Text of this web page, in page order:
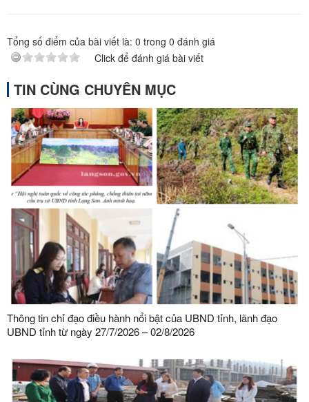
Tổng số điểm của bài viết là: 0 trong 0 đánh giá
Click để đánh giá bài viết
TIN CÙNG CHUYÊN MỤC
Thông tin chỉ đạo điều hành nổi bật của UBND tỉnh, lãnh đạo
UBND tỉnh từ ngày 27/7/2026 – 02/8/2026